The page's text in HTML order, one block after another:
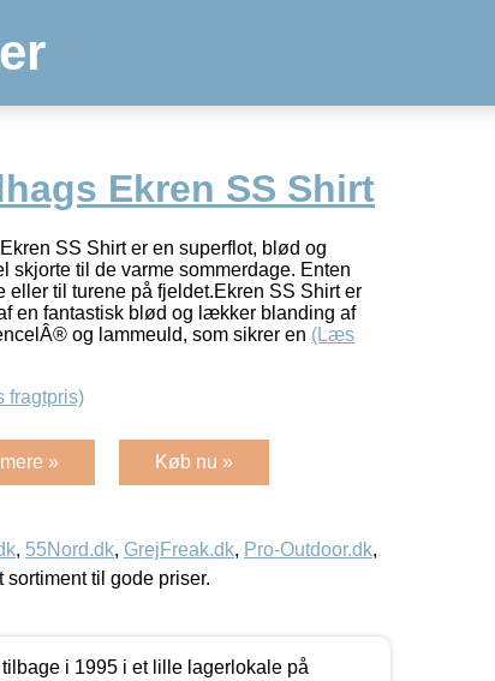
Ekren SS Shirt
SS Shirt er en superflot, blød og
skjorte til de varme sommerdage. Enten
eller til turene på fjeldet.Ekren SS Shirt er
en fantastisk blød og lækker blanding af
og lammeuld, som sikrer en (Læs
fragtpris)
» Køb nu »
, 55Nord.dk, GrejFreak.dk, Pro-Outdoor.dk,
sortiment til gode priser.
i 1995 i et lille lagerlokale på